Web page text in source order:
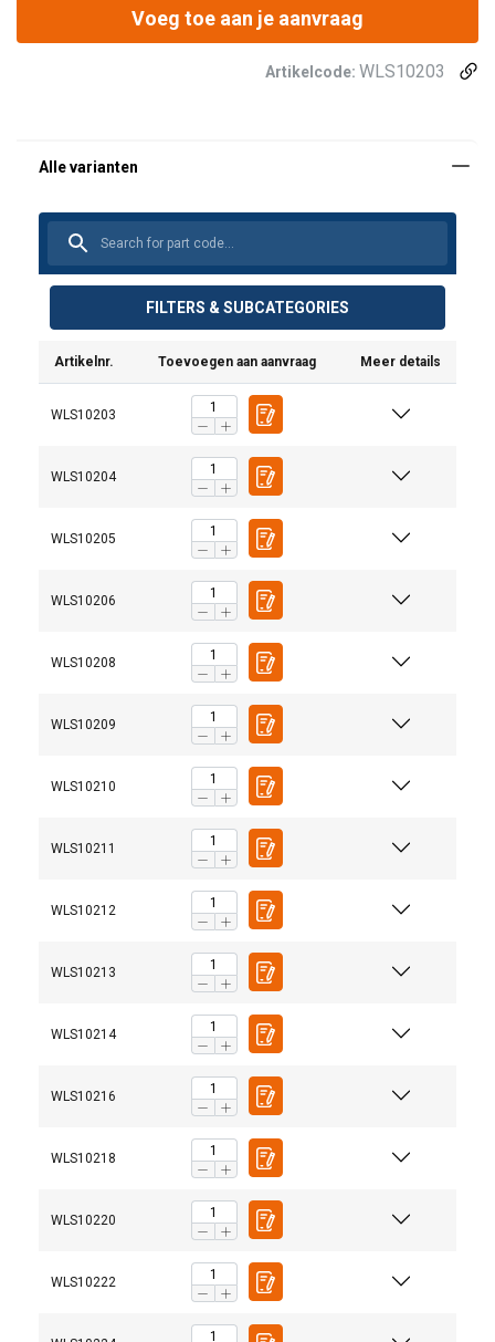
Voeg toe aan je aanvraag
Artikelcode: WLS10203
FILTERS & SUBCATEGORIES
Artikelnr. Toevoegen aan aanvraag Meer details
WLS10203
WLS10204
WLS10205
WLS10206
WLS10208
WLS10209
WLS10210
WLS10211
WLS10212
WLS10213
WLS10214
WLS10216
WLS10218
WLS10220
WLS10222